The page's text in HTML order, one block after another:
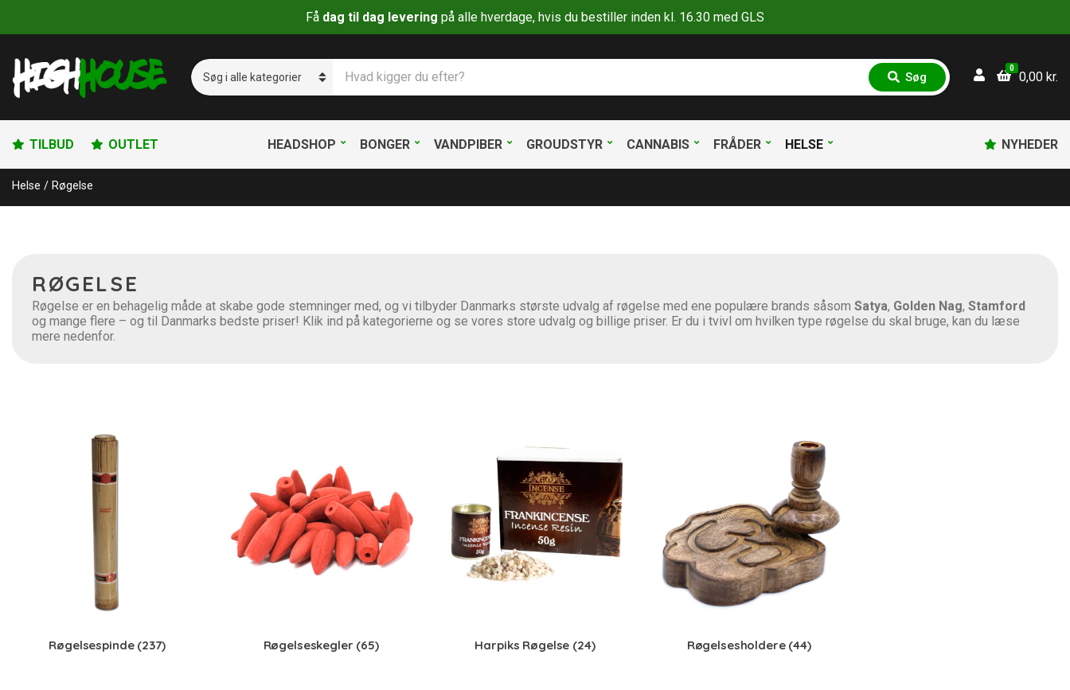
Få dag til dag levering på alle hverdage, hvis du bestiller inden kl. 16.30 med GLS
C
n
g
o
u
S
ø
Søg
0
0,00 kr.
TILBUD OUTLET HEADSHOP BONGER VANDPIBER GROUDSTYR CANNABIS FRÅDER HELSE NYHEDER
Helse / Røgelse
RØGELSE
Røgelse er en behagelig måde at skabe gode stemninger med, og vi tilbyder Danmarks største udvalg af røgelse med ene populære brands såsom Satya, Golden Nag, Stamford
og mange flere – og til Danmarks bedste priser! Klik ind på kategorierne og se vores store udvalg og billige priser. Er du i tvivl om hvilken type røgelse du skal bruge, kan du læse
mere nedenfor.
Røgelsespinde (237) Røgelseskegler (65) Harpiks Røgelse (24) Røgelsesholdere (44)